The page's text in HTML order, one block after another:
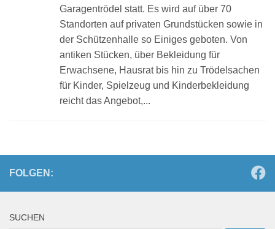
Garagentrödel statt. Es wird auf über 70
Standorten auf privaten Grundstücken sowie in
der Schützenhalle so Einiges geboten. Von
antiken Stücken, über Bekleidung für
Erwachsene, Hausrat bis hin zu Trödelsachen
für Kinder, Spielzeug und Kinderbekleidung
reicht das Angebot,...
FOLGEN:
SUCHEN